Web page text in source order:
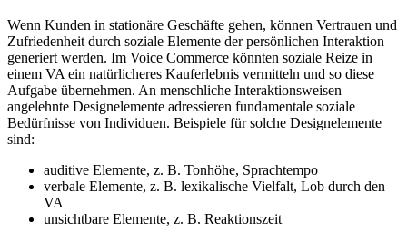
Wenn Kunden in stationäre Geschäfte gehen, können Vertrauen und
Zufriedenheit durch soziale Elemente der persönlichen Interaktion
generiert werden. Im Voice Commerce könnten soziale Reize in
einem VA ein natürlicheres Kauferlebnis vermitteln und so diese
Aufgabe übernehmen. An menschliche Interaktionsweisen
angelehnte Designelemente adressieren fundamentale soziale
Bedürfnisse von Individuen. Beispiele für solche Designelemente
sind:
auditive Elemente, z. B. Tonhöhe, Sprachtempo
verbale Elemente, z. B. lexikalische Vielfalt, Lob durch den
VA
unsichtbare Elemente, z. B. Reaktionszeit